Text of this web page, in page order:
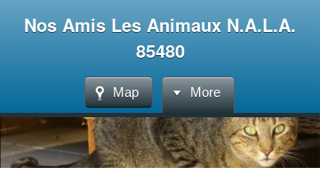
Nos Amis Les Animaux N.A.L.A.
85480
Map More